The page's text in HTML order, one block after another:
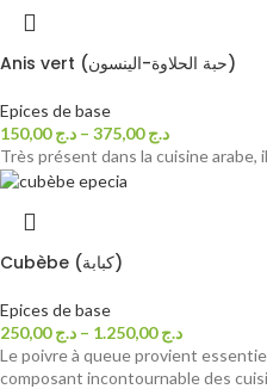
Anis vert (حبة الحلاوة-الينسون)
Epices de base
د.ج150,00 – د.ج375,00
Très présent dans la cuisine
Cubèbe (كبابة)
Epices de base
د.ج250,00 – د.ج1.250,00
Le poivre à queue provient
composant incontournable des